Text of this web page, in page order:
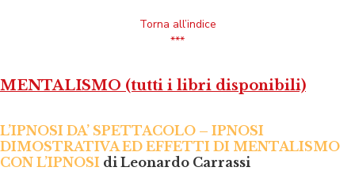
Torna all’indice
***
MENTALISMO (tutti i libri disponibili)
L’IPNOSI DA’ SPETTACOLO – IPNOSI
DIMOSTRATIVA ED EFFETTI DI MENTALISMO
CON L’IPNOSI di Leonardo Carrassi